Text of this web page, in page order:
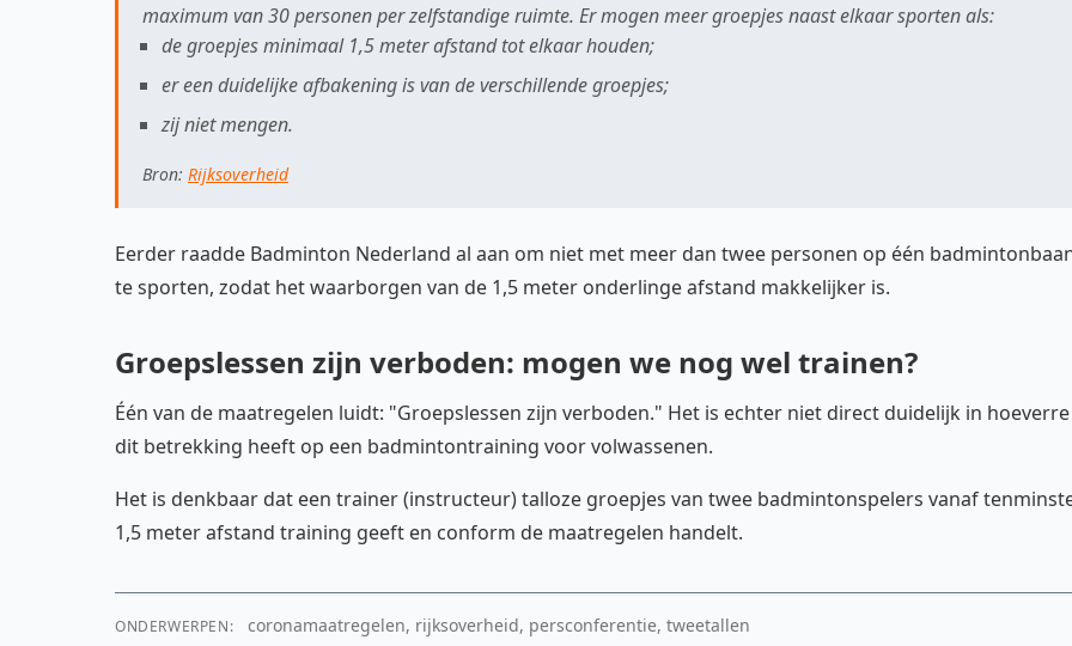
maximum van 30 personen per zelfstandige ruimte. Er mogen meer groepjes naast elkaar sporten als:
de groepjes minimaal 1,5 meter afstand tot elkaar houden;
er een duidelijke afbakening is van de verschillende groepjes;
zij niet mengen.
Bron: Rijksoverheid
Eerder raadde Badminton Nederland al aan om niet met meer dan twee personen op één
te sporten, zodat het waarborgen van de 1,5 meter onderlinge afstand makkelijker is.
Groepslessen zijn verboden: mogen we nog wel trainen?
Één van de maatregelen luidt: "Groepslessen zijn verboden." Het is echter niet direct duidelijk in hoeverre
dit betrekking heeft op een badmintontraining voor volwassenen.
Het is denkbaar dat een trainer (instructeur) talloze groepjes van twee badmintonspelers vanaf
1,5 meter afstand training geeft en conform de maatregelen handelt.
ONDERWERPEN: coronamaatregelen, rijksoverheid, persconferentie, tweetallen